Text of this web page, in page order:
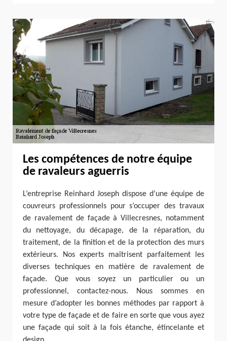
Les compétences de notre équipe
de ravaleurs aguerris
L’entreprise Reinhard Joseph dispose d’une équipe de
couvreurs professionnels pour s’occuper des travaux
de ravalement de façade à Villecresnes, notamment
du nettoyage, du décapage, de la réparation, du
traitement, de la finition et de la protection des murs
extérieurs. Nos experts maîtrisent parfaitement les
diverses techniques en matière de ravalement de
façade. Que vous soyez un particulier ou un
professionnel, contactez-nous. Nous sommes en
mesure d’adopter les bonnes méthodes par rapport à
votre type de façade et de faire en sorte que vous ayez
une façade qui soit à la fois étanche, étincelante et